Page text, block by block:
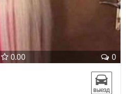
0.00 0